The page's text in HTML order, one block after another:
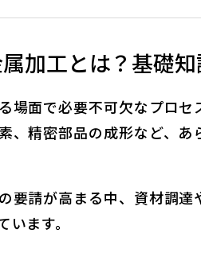
加工とは？基礎
面で必要不可欠なプロセ
、精密部品の成形など、
要請が高まる中、資材調
ます。